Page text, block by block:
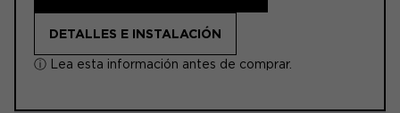
DETALLES E INSTALACIÓN
ⓘ Lea esta información antes de comprar.